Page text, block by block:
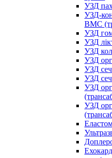
УЗД
УЗД-
ВМС
УЗД
УЗД
УЗД
УЗД
УЗД
УЗД
УЗД
УЗД